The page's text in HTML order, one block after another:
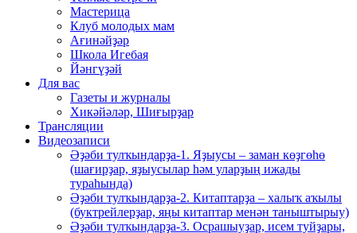
Мастерица
Клуб молодых мам
Ағинәйҙәр
Школа Игебая
Йәнгүҙәй
Для вас
Газеты и журналы
Хикәйәләр, Шиғырҙар
Трансляции
Видеозаписи
Әҙәби тулҡындарҙа-1. Яҙыусы – заман көҙгөһө
(шағирҙар, яҙыусылар һәм уларҙың ижады
тураһында)
Әҙәби тулҡындарҙа-2. Китаптарҙа – халыҡ аҡылы
(буктрейлерҙар, яңы китаптар менән таныштырыу)
Әҙәби тулҡындарҙа-3. Осрашыуҙар, исем туйҙары,